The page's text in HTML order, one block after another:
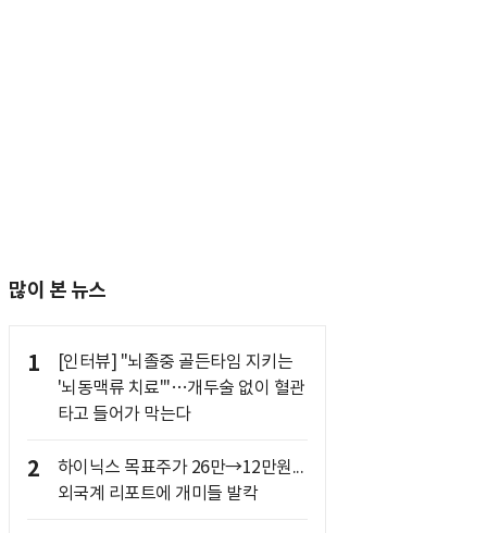
많이 본 뉴스
1
[인터뷰] "뇌졸중 골든타임 지키는
'뇌동맥류 치료'"…개두술 없이 혈관
타고 들어가 막는다
2
하이닉스 목표주가 26만→12만원...
외국계 리포트에 개미들 발칵